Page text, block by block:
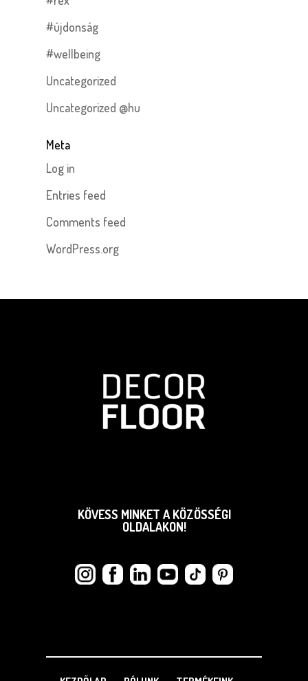
#újdonság
#wellbeing
Uncategorized
Uncategorized @hu
Meta
Log in
Entries feed
Comments feed
WordPress.org
KÖVESS MINKET A KÖZÖSSÉGI
OLDALAKON!